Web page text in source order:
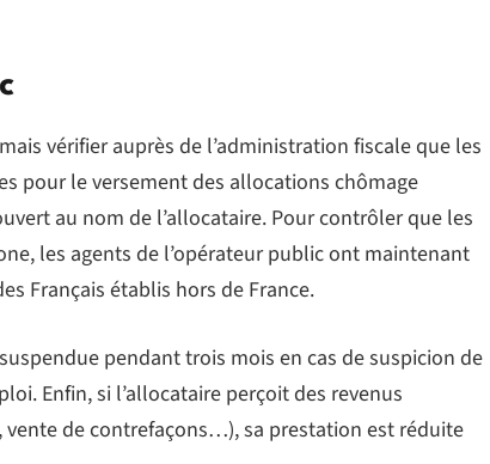
vérifier auprès de l’administration fiscale que les
pour le versement des allocations chômage
au nom de l’allocataire. Pour contrôler que les
les agents de l’opérateur public ont maintenant
Français établis hors de France.
pendant trois mois en cas de suspicion de
Enfin, si l’allocataire perçoit des revenus
vente de contrefaçons…), sa prestation est réduite